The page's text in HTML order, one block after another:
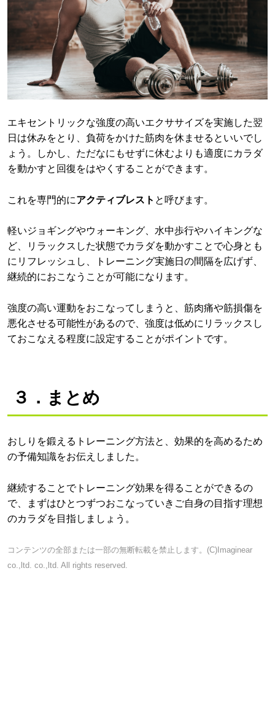
エキセントリックな強度の高いエクササイズを実施した翌
日は休みをとり、負荷をかけた筋肉を休ませるといいでし
ょう。しかし、ただなにもせずに休むよりも適度にカラダ
を動かすと回復をはやくすることができます。
これを専門的にアクティブレスト と呼びます。
軽いジョギングやウォーキング、水中歩行やハイキングな
ど、リラックスした状態でカラダを動かすことで心身とも
にリフレッシュし、トレーニング実施日の間隔を広げず、
継続的におこなうことが可能になります。
強度の高い運動をおこなってしまうと、筋肉痛や筋損傷を
悪化させる可能性があるので、強度は低めにリラックスし
ておこなえる程度に設定することがポイントです。
３．まとめ
おしりを鍛えるトレーニング方法と、効果的を高めるため
の予備知識をお伝えしました。
継続することでトレーニング効果を得ることができるの
で、まずはひとつずつおこなっていきご自身の目指す理想
のカラダを目指しましょう。
コンテンツの全部または一部の無断転載を禁止します。(C)Imaginear
co.,ltd. co.,ltd. All rights reserved.